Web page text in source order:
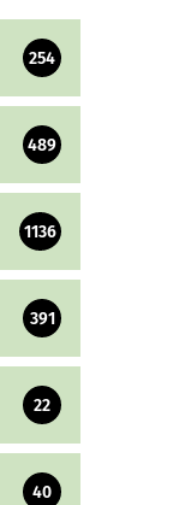
254
489
1136
391
22
40